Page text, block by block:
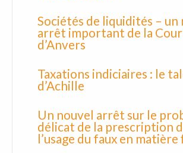
Sociétés de liquidités – un
arrêt important de la Cour
d’Anvers
Taxations indiciaires : le
d’Achille
Un nouvel arrêt sur le
délicat de la prescription
l’usage du faux en matière